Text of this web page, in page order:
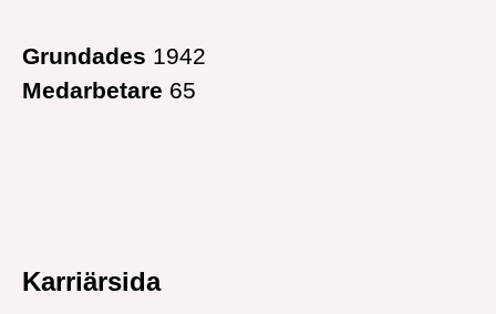
Grundades 1942
Medarbetare 65
Karriärsida